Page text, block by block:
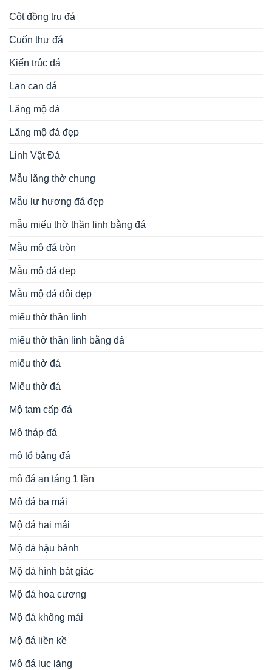
Cột đồng trụ đá
Cuốn thư đá
Kiến trúc đá
Lan can đá
Lăng mộ đá
Lăng mộ đá đẹp
Linh Vật Đá
Mẫu lăng thờ chung
Mẫu lư hương đá đẹp
mẫu miếu thờ thần linh bằng đá
Mẫu mộ đá tròn
Mẫu mộ đá đẹp
Mẫu mộ đá đôi đẹp
miếu thờ thần linh
miếu thờ thần linh bằng đá
miếu thờ đá
Miếu thờ đá
Mộ tam cấp đá
Mộ tháp đá
mộ tổ bằng đá
mộ đá an táng 1 lần
Mộ đá ba mái
Mộ đá hai mái
Mộ đá hậu bành
Mộ đá hình bát giác
Mộ đá hoa cương
Mộ đá không mái
Mộ đá liền kề
Mộ đá lục lăng